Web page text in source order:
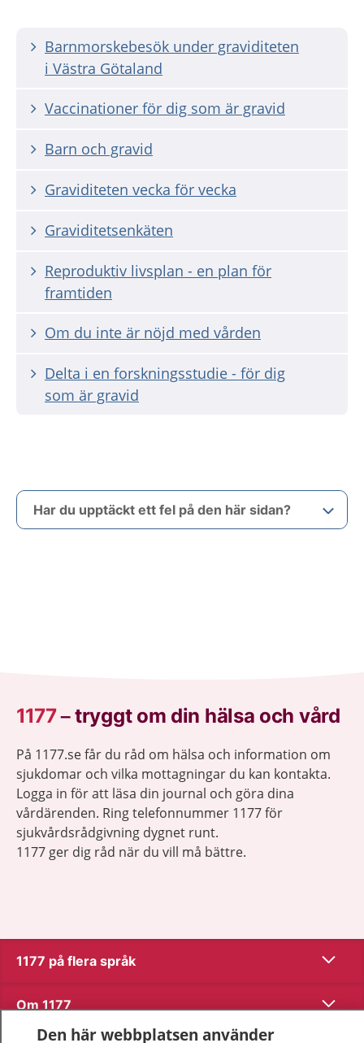
Barnmorskebesök under graviditeten
i Västra Götaland
Vaccinationer för dig som är gravid
Barn och gravid
Graviditeten vecka för vecka
Graviditetsenkäten
Reproduktiv livsplan - en plan för
framtiden
Om du inte är nöjd med vården
Delta i en forskningsstudie - för dig
som är gravid
Har du upptäckt ett fel på den här sidan?
1177–tryggt om din hälsa och vård
På 1177.se får du råd om hälsa och information om
sjukdomar och vilka mottagningar du kan kontakta.
Logga in för att läsa din journal och göra dina
vårdärenden. Ring telefonnummer 1177 för
sjukvårdsrådgivning dygnet runt.
1177 ger dig råd när du vill må bättre.
1177 på flera språk Visa
Om 1177 Visa
Den här webbplatsen använder